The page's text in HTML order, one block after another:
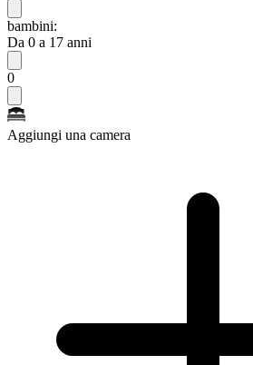
bambini:
Da 0 a 17 anni
0
Aggiungi una camera